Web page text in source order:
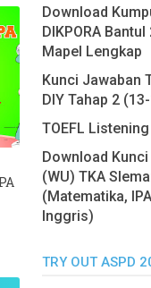
Download
DIKPORA
Mapel Lengkap
Kunci Jawaban
DIY Tahap 2
TOEFL
Download
(WU) TKA
(Matematika,
Inggris)
TRY OUT ASPD